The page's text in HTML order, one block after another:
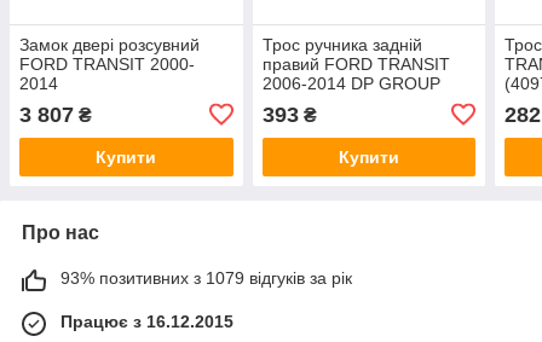
Замок двері розсувний
FORD TRANSIT 2000-
2014
(1552410/1C15V43150CL/HMP1C15V43150CL)
HMPX
3 807 ₴
Купити
Трос ручника задній
правий FORD TRANSIT
2006-2014 DP GROUP
393₴
Купити
282
Про нас
93% позитивних з 1079 відгуків за рік
Працює з 16.12.2015